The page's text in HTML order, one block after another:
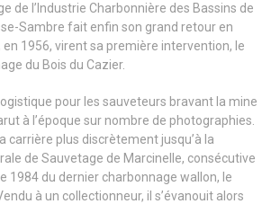
de l’Industrie Charbonnière des Bassins de
Sambre fait enfin son grand retour en
en 1956, virent sa première intervention, le
du Bois du Cazier.
pour les sauveteurs bravant la mine
à l’époque sur nombre de photographies.
carrière plus discrètement jusqu’à la
de Sauvetage de Marcinelle, consécutive
1984 du dernier charbonnage wallon, le
à un collectionneur, il s’évanouit alors